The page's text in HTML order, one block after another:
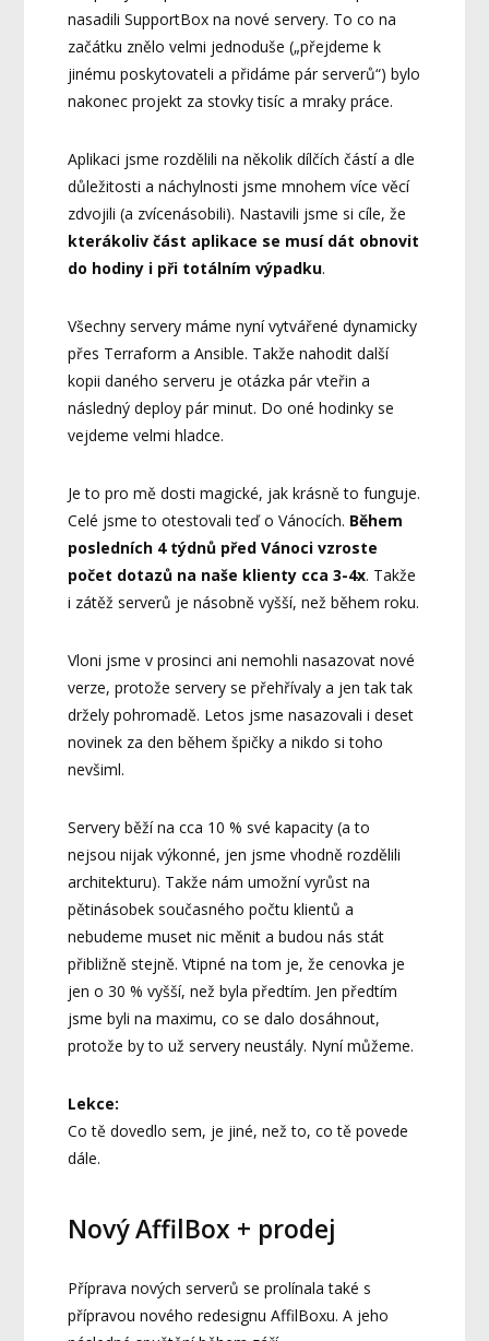
nasadili SupportBox na nové servery. To co na
začátku znělo velmi jednoduše („přejdeme k
jinému poskytovateli a přidáme pár serverů“) bylo
nakonec projekt za stovky tisíc a mraky práce.
Aplikaci jsme rozdělili na několik dílčích částí a dle
důležitosti a náchylnosti jsme mnohem více věcí
zdvojili (a zvícenásobili). Nastavili jsme si cíle, že
kterákoliv část aplikace se musí dát obnovit
do hodiny i při totálním výpadku.
Všechny servery máme nyní vytvářené dynamicky
přes Terraform a Ansible. Takže nahodit další
kopii daného serveru je otázka pár vteřin a
následný deploy pár minut. Do oné hodinky se
vejdeme velmi hladce.
Je to pro mě dosti magické, jak krásně to funguje.
Celé jsme to otestovali teď o Vánocích. Během
posledních 4 týdnů před Vánoci vzroste
počet dotazů na naše klienty cca 3-4x. Takže
i zátěž serverů je násobně vyšší, než během roku.
Vloni jsme v prosinci ani nemohli nasazovat nové
verze, protože servery se přehřívaly a jen tak tak
držely pohromadě. Letos jsme nasazovali i deset
novinek za den během špičky a nikdo si toho
nevšiml.
Servery běží na cca 10 % své kapacity (a to
nejsou nijak výkonné, jen jsme vhodně rozdělili
architekturu). Takže nám umožní vyrůst na
pětinásobek současného počtu klientů a
nebudeme muset nic měnit a budou nás stát
přibližně stejně. Vtipné na tom je, že cenovka je
jen o 30 % vyšší, než byla předtím. Jen předtím
jsme byli na maximu, co se dalo dosáhnout,
protože by to už servery neustály. Nyní můžeme.
Lekce:
Co tě dovedlo sem, je jiné, než to, co tě povede
dále.
Nový AffilBox + prodej
Příprava nových serverů se prolínala také s
přípravou nového redesignu AffilBoxu. A jeho